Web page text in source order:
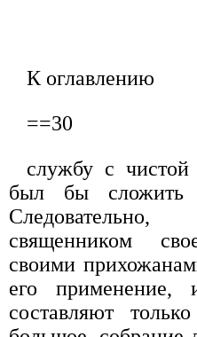
К оглавлению
==30
службу с
был бы сложить
священником
своими
его применение,
составляют